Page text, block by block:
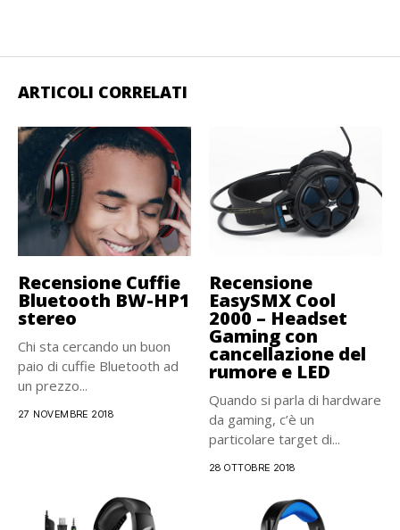
ARTICOLI CORRELATI
Recensione Cuffie
Bluetooth BW-HP1
stereo
Chi sta cercando un buon
paio di cuffie Bluetooth ad
un prezzo...
27 NOVEMBRE 2018
Recensione
EasySMX Cool
2000 – Headset
Gaming con
cancellazione del
rumore e LED
Quando si parla di hardware
da gaming, c’è un
particolare target di...
28 OTTOBRE 2018